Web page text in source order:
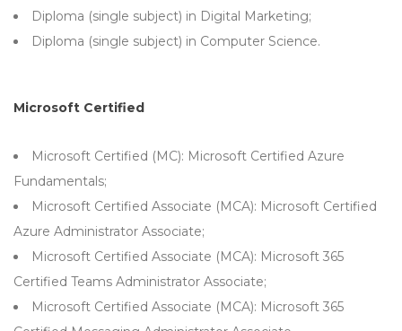
Diploma (single subject) in Digital Marketing;
Diploma (single subject) in Computer Science.
Microsoft Certified
Microsoft Certified (MC): Microsoft Certified Azure
Fundamentals;
Microsoft Certified Associate (MCA): Microsoft Certified
Azure Administrator Associate;
Microsoft Certified Associate (MCA): Microsoft 365
Certified Teams Administrator Associate;
Microsoft Certified Associate (MCA): Microsoft 365